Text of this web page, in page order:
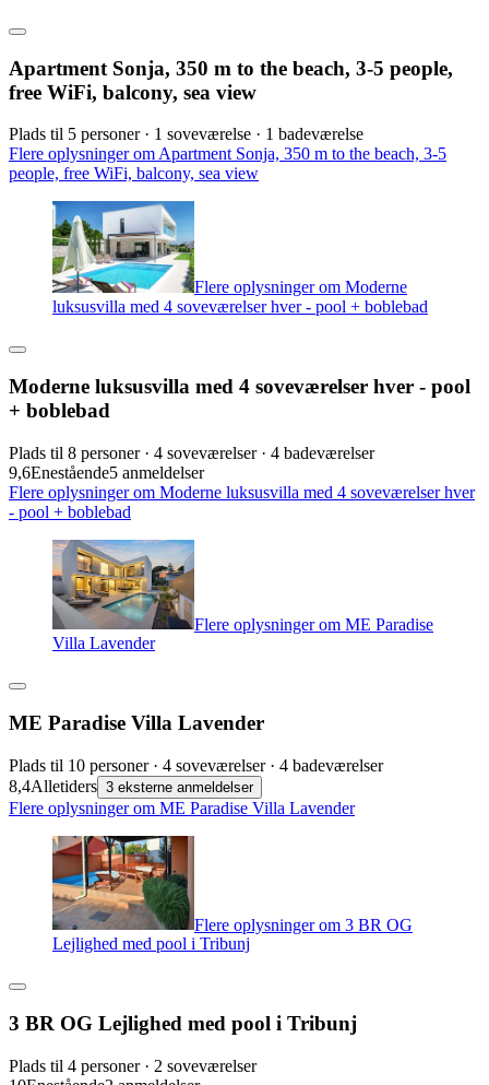
Apartment Sonja, 350 m to the beach, 3-5 people,
free WiFi, balcony, sea view
Plads til 5 personer · 1 soveværelse · 1 badeværelse
Flere oplysninger om Apartment Sonja, 350 m to the beach, 3-5
people, free WiFi, balcony, sea view
Flere oplysninger om Moderne
luksusvilla med 4 soveværelser hver - pool + boblebad
Moderne luksusvilla med 4 soveværelser hver - pool
+ boblebad
Plads til 8 personer · 4 soveværelser · 4 badeværelser
9,6Enestående5 anmeldelser
Flere oplysninger om Moderne luksusvilla med 4 soveværelser hver
- pool + boblebad
Flere oplysninger om ME Paradise
Villa Lavender
ME Paradise Villa Lavender
Plads til 10 personer · 4 soveværelser · 4 badeværelser
8,4Alletiders 3 eksterne anmeldelser
Flere oplysninger om ME Paradise Villa Lavender
Flere oplysninger om 3 BR OG
Lejlighed med pool i Tribunj
3 BR OG Lejlighed med pool i Tribunj
Plads til 4 personer · 2 soveværelser